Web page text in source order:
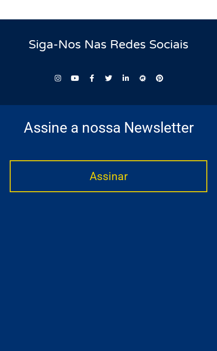
Siga-Nos Nas Redes Sociais
Assine a nossa Newsletter
Assinar